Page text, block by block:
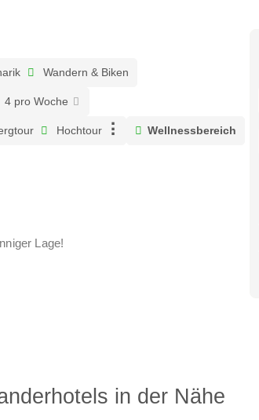
Wandern & Biken
4 pro Woche
Hochtour Wellnessbereich
Lage!
in der Nähe